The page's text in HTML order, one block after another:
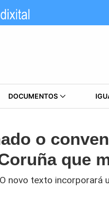
DOCUMENTOS
o
que
O novo texto incorporará